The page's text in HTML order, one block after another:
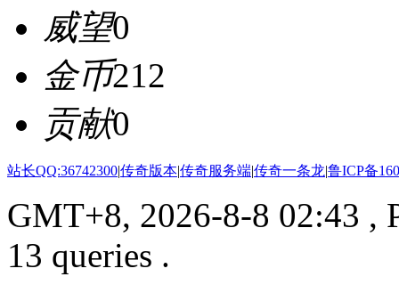
威望0
金币212
贡献0
站长QQ:36742300|传奇版本|传奇服务端|传奇一条龙|鲁ICP备
GMT+8, 2026-8-8 02:43 ,
13 queries .